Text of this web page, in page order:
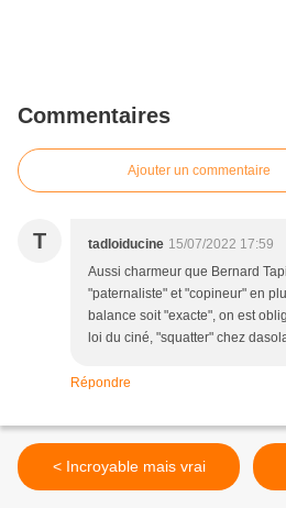
Commentaires
Ajouter un commentaire
T tadloiducine 15/07/2022 17:59
Aussi charmeur que Bernard
"paternaliste" et "copineur" en
balance soit "exacte", on est
loi du ciné, "squatter" chez
Répondre
< Incroyable mais vrai